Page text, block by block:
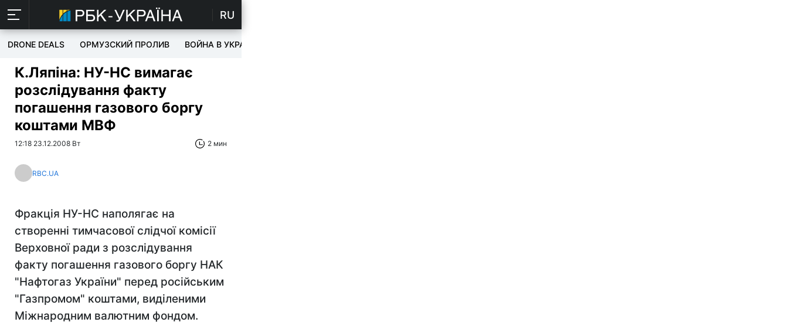
RU
DRONE DEALS ОРМУЗСКИЙ ПРОЛИВ ВОЙНА В УКРАИНЕ
К.Ляпіна: НУ-НС вимагає
розслідування факту
погашення газового боргу
коштами МВФ
12:18 23.12.2008 Вт 2 мин
RBC.UA
Фракція НУ-НС наполягає на
створенні тимчасової слідчої комісії
Верховної ради з розслідування
факту погашення газового боргу НАК
"Нафтогаз України" перед російським
"Газпромом" коштами, виділеними
Міжнародним валютним фондом.